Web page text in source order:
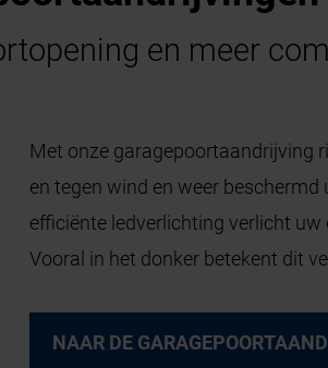
en meer
Met onze garagepoortaandrijving
en tegen wind en weer beschermd
efficiënte ledverlichting verlicht
Vooral in het donker betekent dit
NAAR DE